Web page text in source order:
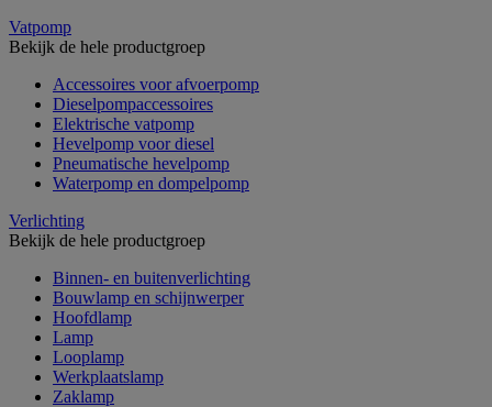
Vatpomp
Bekijk de hele productgroep
Accessoires voor afvoerpomp
Dieselpompaccessoires
Elektrische vatpomp
Hevelpomp voor diesel
Pneumatische hevelpomp
Waterpomp en dompelpomp
Verlichting
Bekijk de hele productgroep
Binnen- en buitenverlichting
Bouwlamp en schijnwerper
Hoofdlamp
Lamp
Looplamp
Werkplaatslamp
Zaklamp